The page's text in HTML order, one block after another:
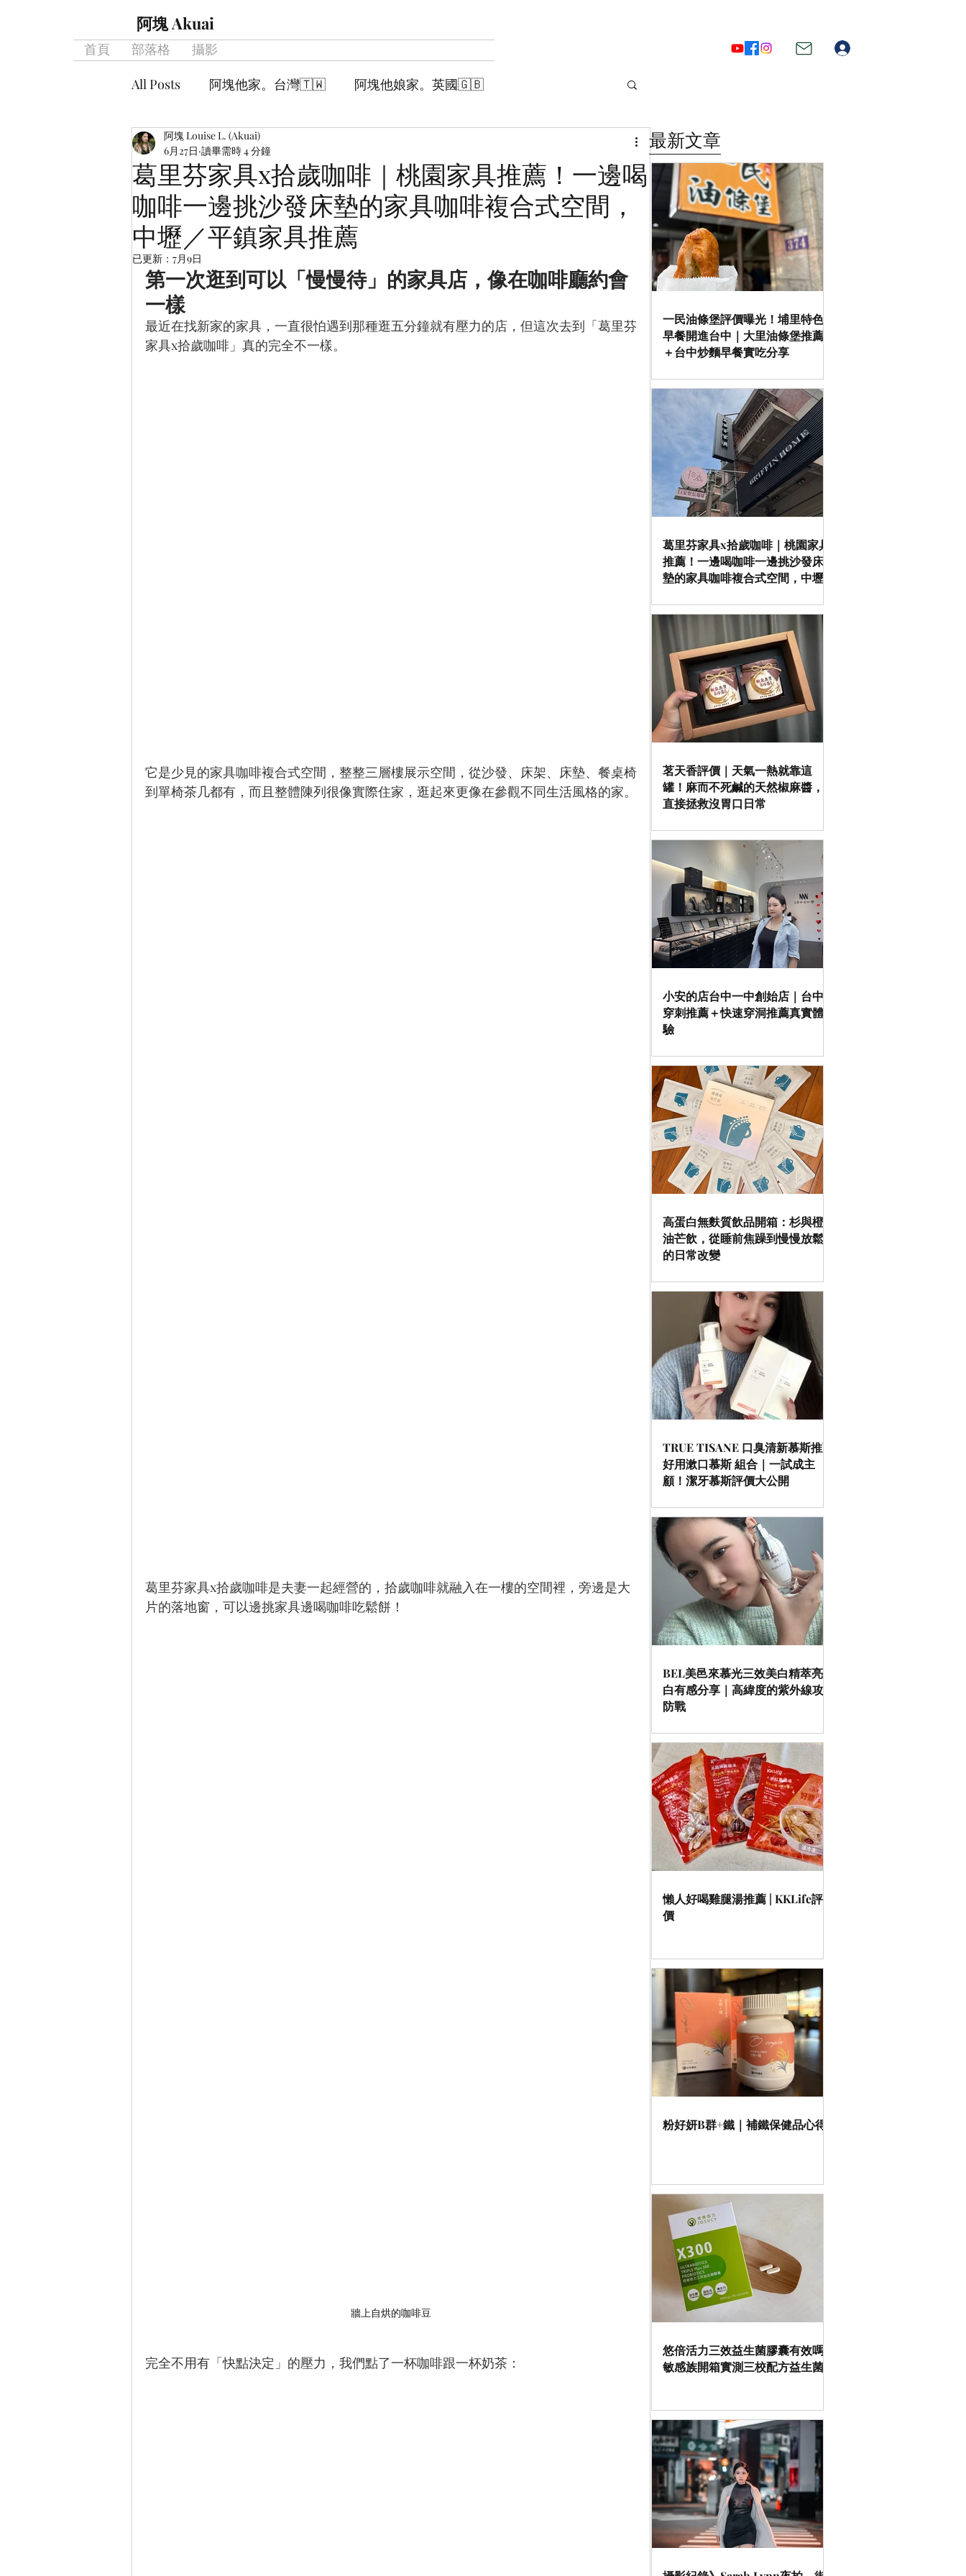
首頁 部落格 攝影
阿塊 Akuai
All Posts 阿塊他家。台灣🇹🇼 阿塊他娘家。英國🇬🇧
精神糧食。讀書筆記
被女兒留在人間。 寄生獸筆記 阿塊的喃喃。自我思辯
葛里芬家具x拾歲咖啡｜桃園家具推薦！一邊喝
咖啡一邊挑沙發床墊的家具咖啡複合式空間，
中壢／平鎮家具推薦
阿塊 Louise L. (Akuai)
6月27日 讀畢需時 4 分鐘
已更新： 7月9日
第一次逛到可以「慢慢待」的家具店，像在咖啡廳約會
一樣
最近在找新家的家具，一直很怕遇到那種逛五分鐘就有壓力的店，但這次去到「葛里芬
家具x拾歲咖啡」真的完全不一樣。
它是少見的家具咖啡複合式空間，整整三層樓展示空間，從沙發、床架、床墊、餐桌椅
到單椅茶几都有，而且整體陳列很像實際住家，逛起來更像在參觀不同生活風格的家。
葛里芬家具x拾歲咖啡是夫妻一起經營的，拾歲咖啡就融入在一樓的空間裡，旁邊是大
片的落地窗，可以邊挑家具邊喝咖啡吃鬆餅！
牆上自烘的咖啡豆
完全不用有「快點決定」的壓力，我們點了一杯咖啡跟一杯奶茶：
一民油條堡評價曝光！埔里特色
早餐開進台中｜大里油條堡推薦
＋台中炒麵早餐實吃分享
葛里芬家具x拾歲咖啡｜桃園家具
推薦！一邊喝咖啡一邊挑沙發床
墊的家具咖啡複合式空間，中壢
茗天香評價｜天氣一熱就靠這
罐！麻而不死鹹的天然椒麻醬，
直接拯救沒胃口日常
小安的店台中一中創始店｜台中
穿刺推薦＋快速穿洞推薦真實體
驗
高蛋白無麩質飲品開箱：杉與橙
油芒飲，從睡前焦躁到慢慢放鬆
的日常改變
TRUE TISANE 口臭清新慕斯推薦
好用漱口慕斯 組合｜一試成主
顧！潔牙慕斯評價大公開
BEL美邑來慕光三效美白精萃亮
白有感分享｜高緯度的紫外線攻
防戰
懶人好喝雞腿湯推薦 | KKLife評
價
粉好妍B群+鐵｜補鐵保健品心得
悠倍活力三效益生菌膠囊有效嗎 |
敏感族開箱實測三校配方益生菌
最新文章